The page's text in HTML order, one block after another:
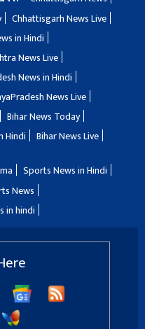
Chhattisgarh News Live
in Hindi
News Live
News in Hindi
News Live
Bihar News Today
Hindi Bihar News Live
Sports News in Hindi
News
in hindi